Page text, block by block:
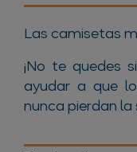
Las camisetas
¡No te quedes
ayudar a que
nunca pierdan la